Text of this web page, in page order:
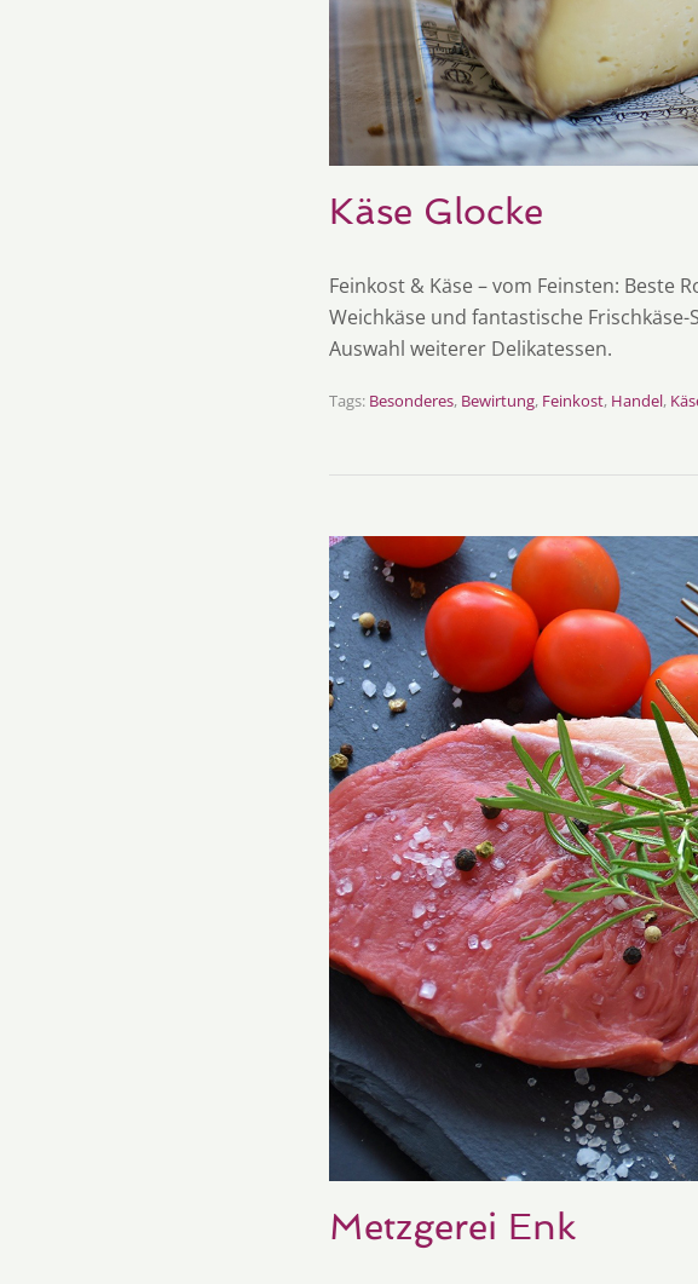
Käse Glocke
Feinkost & Käse – vom Feinsten: Beste
Weichkäse und fantastische
Auswahl weiterer Delikatessen.
Tags: Besonderes, Bewirtung, Feinkost, Handel,
Metzgerei Enk